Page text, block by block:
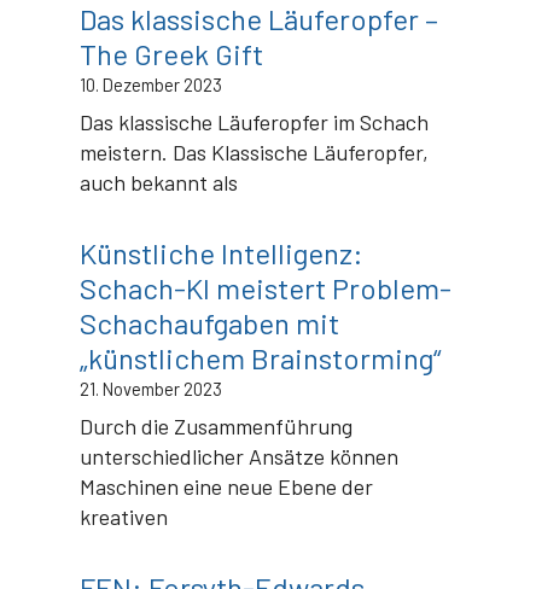
Das klassische Läuferopfer –
The Greek Gift
10. Dezember 2023
Das klassische Läuferopfer im Schach
meistern. Das Klassische Läuferopfer,
auch bekannt als
Künstliche Intelligenz:
Schach-KI meistert Problem-
Schachaufgaben mit
„künstlichem Brainstorming“
21. November 2023
Durch die Zusammenführung
unterschiedlicher Ansätze können
Maschinen eine neue Ebene der
kreativen